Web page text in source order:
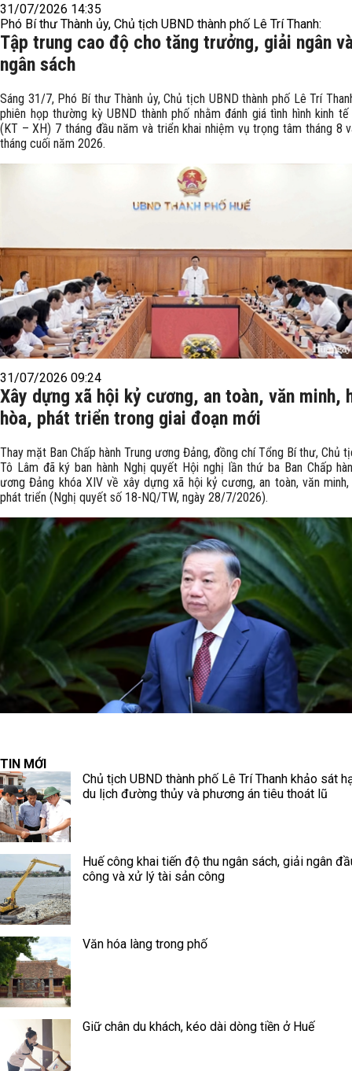
31/07/2026 14:35
Phó Bí thư Thành ủy, Chủ tịch UBND thành phố Lê Trí Thanh:
Tập trung cao độ cho tăng trưởng, giải ngân
ngân sách
Sáng 31/7, Phó Bí thư Thành ủy, Chủ tịch UBND thành phố Lê Trí
phiên họp thường kỳ UBND thành phố nhằm đánh giá tình hình kinh
(KT – XH) 7 tháng đầu năm và triển khai nhiệm vụ trọng tâm tháng 8
tháng cuối năm 2026.
31/07/2026 09:24
Xây dựng xã hội kỷ cương, an toàn, văn minh,
hòa, phát triển trong giai đoạn mới
Thay mặt Ban Chấp hành Trung ương Đảng, đồng chí Tổng Bí thư, Chủ
Tô Lâm đã ký ban hành Nghị quyết Hội nghị lần thứ ba Ban Chấp
ương Đảng khóa XIV về xây dựng xã hội kỷ cương, an toàn, văn minh,
phát triển (Nghị quyết số 18-NQ/TW, ngày 28/7/2026).
TIN MỚI
Chủ tịch UBND thành phố Lê Trí Thanh khảo sát
du lịch đường thủy và phương án tiêu thoát lũ
Huế công khai tiến độ thu ngân sách, giải ngân
công và xử lý tài sản công
Văn hóa làng trong phố
Giữ chân du khách, kéo dài dòng tiền ở Huế